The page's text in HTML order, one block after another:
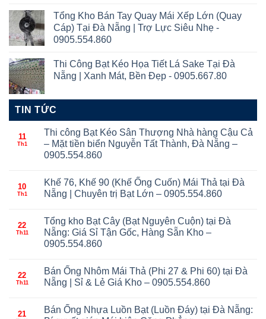
Tổng Kho Bán Tay Quay Mái Xếp Lớn (Quay
Cáp) Tại Đà Nẵng | Trợ Lực Siêu Nhẹ -
0905.554.860
Thi Công Bạt Kéo Họa Tiết Lá Sake Tại Đà
Nẵng | Xanh Mát, Bền Đẹp - 0905.667.80
TIN TỨC
11
Th1
Thi công Bạt Kéo Sân Thượng Nhà hàng Cậu Cả
– Mặt tiền biển Nguyễn Tất Thành, Đà Nẵng –
0905.554.860
10
Th1
Khế 76, Khế 90 (Khế Ống Cuốn) Mái Thả tại Đà
Nẵng | Chuyên trị Bạt Lớn – 0905.554.860
22
Th11
Tổng kho Bạt Cây (Bạt Nguyên Cuộn) tại Đà
Nẵng: Giá Sỉ Tận Gốc, Hàng Sẵn Kho –
0905.554.860
22
Th11
Bán Ống Nhôm Mái Thả (Phi 27 & Phi 60) tại Đà
Nẵng | Sỉ & Lẻ Giá Kho – 0905.554.860
21
Bán Ống Nhựa Luồn Bạt (Luồn Đáy) tại Đà Nẵng: